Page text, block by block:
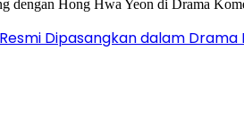
Dipasangkan dalam